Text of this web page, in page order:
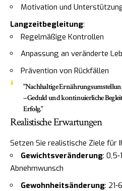
Motivation und
Langzeitbegleitung:
Regelmäßige Kontrollen
Anpassung an veränderte
Prävention von Rückfällen
"Nachhaltige
– Geduld und kontinuierliche
Erfolg."
Realistische Erwartungen
Setzen Sie realistische Ziele für
Gewichtsveränderung: 0,5-
Abnehmwunsch
Gewohnheitsänderung: 21-